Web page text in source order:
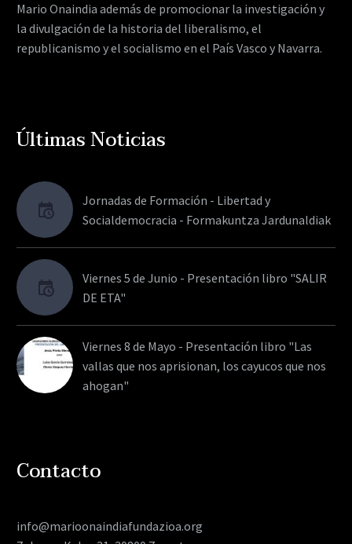
Mario Onaindia además de promocionar la investigación y
la divulgación de la historia del liberalismo, el
republicanismo y el socialismo en el País Vasco y Navarra.
Últimas Noticias
Jornadas de Formación - Libertad y
Socialdemocracia - Formakuntza Jardunaldiak
Viernes 5 de Junio - Presentación libro "SALIR
DE ETA"
Viernes 8 de Mayo - Presentación libro "Las
vallas que nos aprisionan, los cayucos que nos
ahogan"
Contacto
info@marioonaindiafundazioa.org